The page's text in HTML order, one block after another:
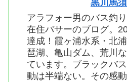
黒川馬
アラフォー男のバス釣
在住バサーのブログ。
達成！霞ヶ浦水系・北
琶湖、亀山ダム、荒川
ています。ブラックバ
動は半端ない。その感